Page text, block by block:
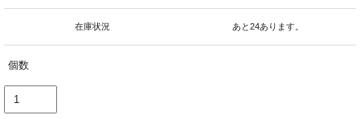
在庫状況 あと24あります。
個数